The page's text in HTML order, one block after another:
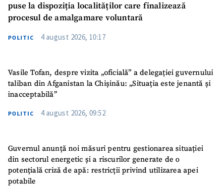
puse la dispoziția localităților care finalizează
procesul de amalgamare voluntară
POLITIC 4 august 2026, 10:17
Vasile Tofan, despre vizita „oficială” a delegației guvernului
taliban din Afganistan la Chișinău: „Situația este jenantă și
inacceptabilă”
POLITIC 4 august 2026, 09:52
Guvernul anunță noi măsuri pentru gestionarea situației
din sectorul energetic și a riscurilor generate de o
potențială criză de apă: restricții privind utilizarea apei
potabile